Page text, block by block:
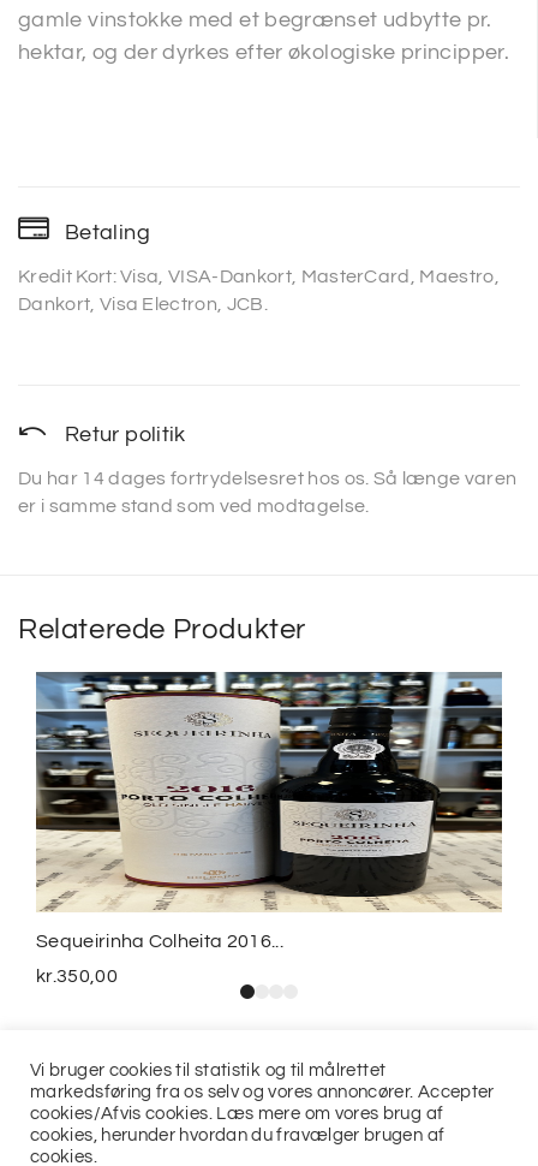
gamle vinstokke med et begrænset udbytte pr.
hektar, og der dyrkes efter økologiske principper.
Betaling
Kredit Kort: Visa, VISA-Dankort, MasterCard, Maestro,
Dankort, Visa Electron, JCB.
Retur politik
Du har 14 dages fortrydelsesret hos os. Så længe varen
er i samme stand som ved modtagelse.
Relaterede Produkter
Sequeirinha Colheita 2016...
kr.350,00
Vi bruger cookies til statistik og til målrettet
markedsføring fra os selv og vores annoncører. Accepter
cookies/Afvis cookies. Læs mere om vores brug af
cookies, herunder hvordan du fravælger brugen af
cookies.